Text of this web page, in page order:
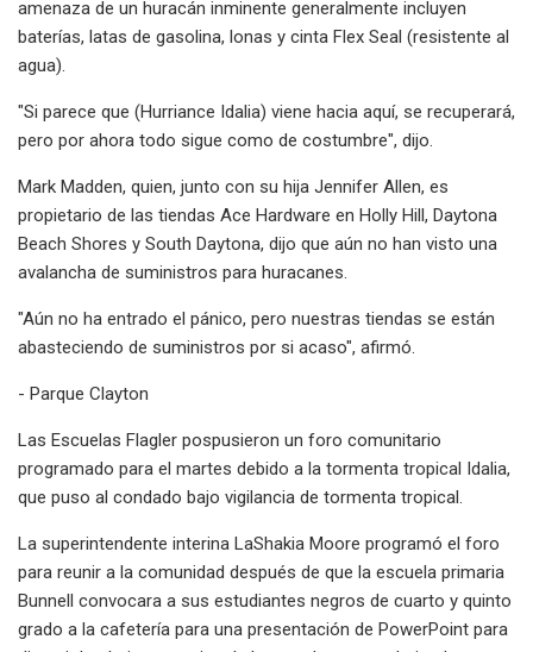
amenaza de un huracán inminente generalmente incluyen
baterías, latas de gasolina, lonas y cinta Flex Seal (resistente al
agua).
"Si parece que (Hurriance Idalia) viene hacia aquí, se recuperará,
pero por ahora todo sigue como de costumbre", dijo.
Mark Madden, quien, junto con su hija Jennifer Allen, es
propietario de las tiendas Ace Hardware en Holly Hill, Daytona
Beach Shores y South Daytona, dijo que aún no han visto una
avalancha de suministros para huracanes.
"Aún no ha entrado el pánico, pero nuestras tiendas se están
abasteciendo de suministros por si acaso", afirmó.
- Parque Clayton
Las Escuelas Flagler pospusieron un foro comunitario
programado para el martes debido a la tormenta tropical Idalia,
que puso al condado bajo vigilancia de tormenta tropical.
La superintendente interina LaShakia Moore programó el foro
para reunir a la comunidad después de que la escuela primaria
Bunnell convocara a sus estudiantes negros de cuarto y quinto
grado a la cafetería para una presentación de PowerPoint para